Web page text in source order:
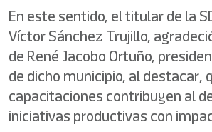
En este sentido, el titular de la
Víctor Sánchez Trujillo,
de René Jacobo Ortuño,
de dicho municipio, al destacar,
capacitaciones contribuyen al
iniciativas productivas con